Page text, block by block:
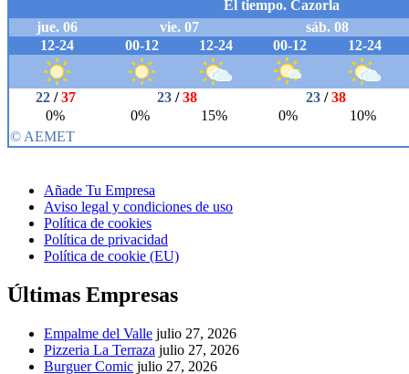
Añade Tu Empresa
Aviso legal y condiciones de uso
Política de cookies
Política de privacidad
Política de cookie (EU)
Últimas Empresas
Empalme del Valle julio 27, 2026
Pizzeria La Terraza julio 27, 2026
Burguer Comic julio 27, 2026